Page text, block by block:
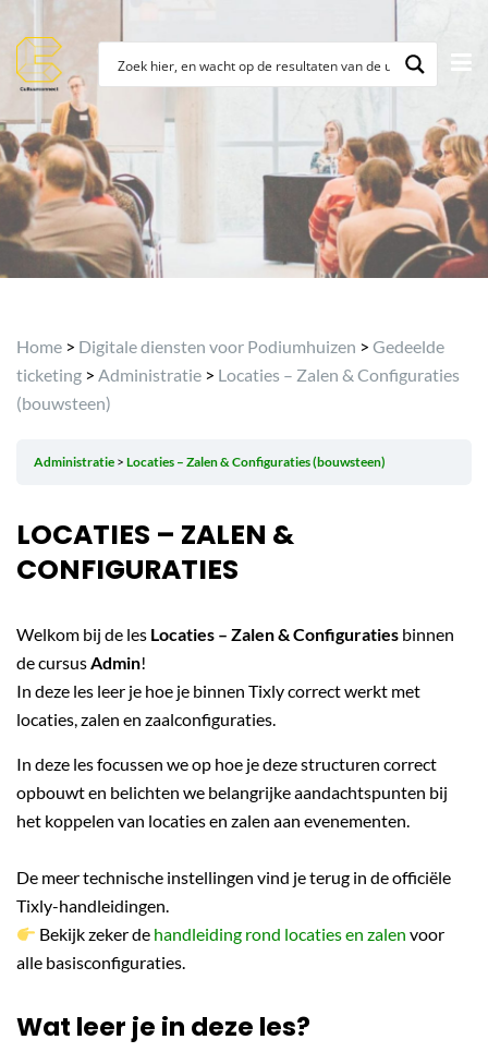
Home > Digitale diensten voor Podiumhuizen > Gedeelde
ticketing > Administratie > Locaties – Zalen & Configuraties
(bouwsteen)
Administratie Locaties – Zalen & Configuraties (bouwsteen)
LOCATIES – ZALEN &
CONFIGURATIES
Welkom bij de les Locaties – Zalen & Configuraties binnen
de cursusAdmin!
In deze les leer je hoe je binnen Tixly correct werkt met
locaties, zalen en zaalconfiguraties.
In deze les focussen we op hoe je deze structuren correct
opbouwt en belichten we belangrijke aandachtspunten bij
het koppelen van locaties en zalen aan evenementen.
De meer technische instellingen vind je terug in de officiële
Tixly-handleidingen.
Bekijk zeker de handleiding rond locaties en zalen voor
alle basisconfiguraties.
Wat leer je in deze les?